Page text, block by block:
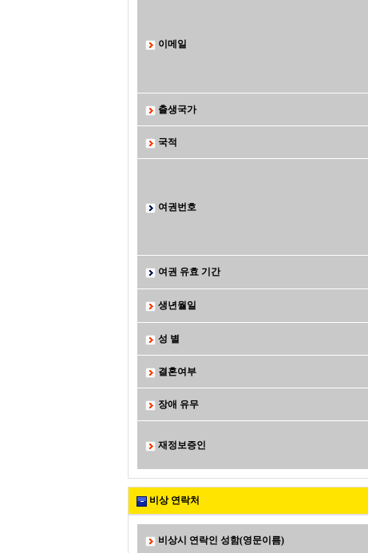
이메일
출생국가
국적
여권번호
여권 유효 기간
생년월일
성 별
결혼여부
장애 유무
재정보증인
비상 연락처
비상시 연락인 성함(영문이름)